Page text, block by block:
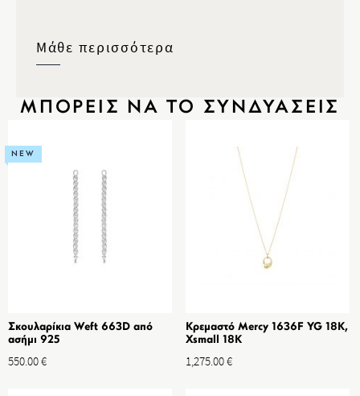
Μάθε περισσότερα
ΜΠΟΡΕΙΣ ΝΑ ΤΟ ΣΥΝΔΥΑΣΕΙΣ
NEW
Σκουλαρίκια Weft 663D από
ασήμι 925
550.00€
Κρεμαστό Mercy 1636F YG 18K,
Xsmall 18K
1,275.00€